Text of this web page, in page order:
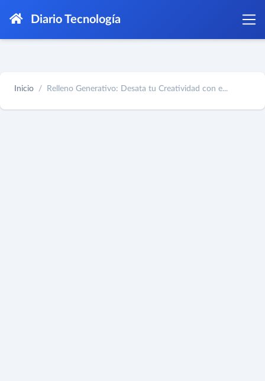
Diario Tecnología
Inicio Relleno Generativo: Desata tu Creatividad con e...